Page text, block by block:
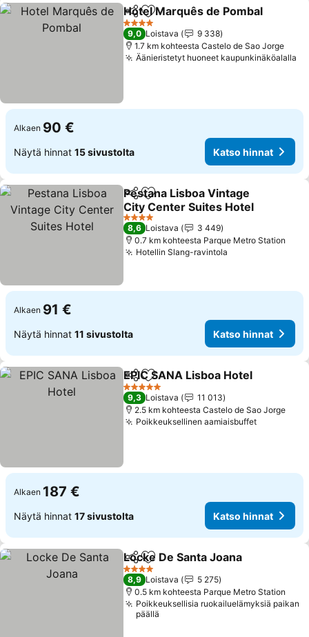
Jaa Lisää suosikkeihin
Hotel Marquês de Pombal
4 Tähtiluokitus
9,0 Loistava
9 338
1.7 km kohteesta Castelo de Sao Jorge
Äänieristetyt huoneet kaupunkinäköalalla
Alkaen 90 €
Näytä hinnat 15 sivustolta Katso hinnat
Jaa Lisää suosikkeihin
Pestana Lisboa Vintage
City Center Suites Hotel
Katso hinnat
4 Tähtiluokitus
8,6 Loistava
3 449
0.7 km kohteesta Parque Metro Station
Hotellin Slang-ravintola
Alkaen 91 €
Näytä hinnat 11 sivustolta Katso hinnat
Jaa Lisää suosikkeihin
EPIC SANA Lisboa Hotel
5 Tähtiluokitus
9,3 Loistava
11 013
2.5 km kohteesta Castelo de Sao Jorge
Poikkeuksellinen aamiaisbuffetKatso
Alkaen 187 €
Näytä hinnat 17 sivustolta Katso hinnat
Jaa Lisää suosikkeihin
Locke De Santa Joana
4 Tähtiluokitus
8,9 Loistava
5 275
0.5 km kohteesta Parque Metro Station
Poikkeuksellisia ruokailuelämyksiä paikan
päällä